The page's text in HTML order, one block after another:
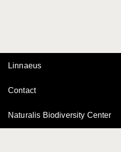
Linnaeus
Contact
Naturalis Biodiversity Center